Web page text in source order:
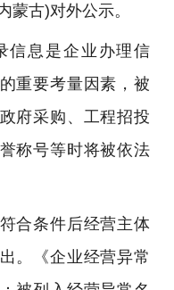
蒙古)对外公示。
息是企业办理信
重要考量因素，被
府采购、工程招投
称号等时将被依法
条件后经营主体
。《企业经营异常